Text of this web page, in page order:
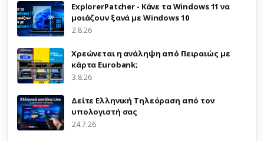
ExplorerPatcher - Κάνε τα Windows 11 να
μοιάζουν ξανά με Windows 10
2.8.26
Χρεώνεται η ανάληψη από Πειραιώς με
κάρτα Eurobank;
3.8.26
Δείτε Ελληνική Τηλεόραση από τον
υπολογιστή σας
24.7.26